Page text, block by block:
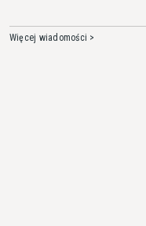
Więcej wiadomości >